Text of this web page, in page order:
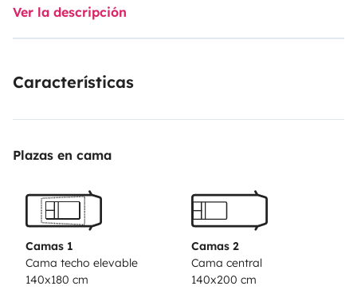
gourmand en carburant.
pour un couple avec des jeunes enfants.Possibilité de
pour 3€/jour ou 15€/semaine.
Ver la descripción
Características
Plazas en cama
Camas 1
Cama techo elevable
140x180 cm
Camas 2
Cama central
140x200 cm